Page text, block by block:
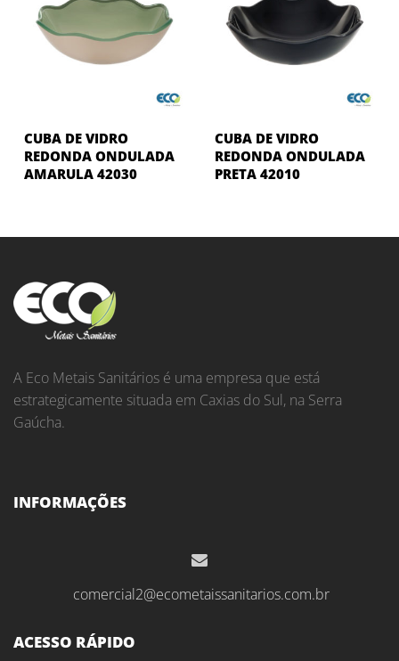
CUBA DE VIDRO
REDONDA ONDULADA
AMARULA 42030
CUBA DE VIDRO
REDONDA ONDULADA
PRETA 42010
A Eco Metais Sanitários é uma empresa que está
estrategicamente situada em Caxias do Sul, na Serra
Gaúcha.
INFORMAÇÕES
comercial2@ecometaissanitarios.com.br
ACESSO RÁPIDO